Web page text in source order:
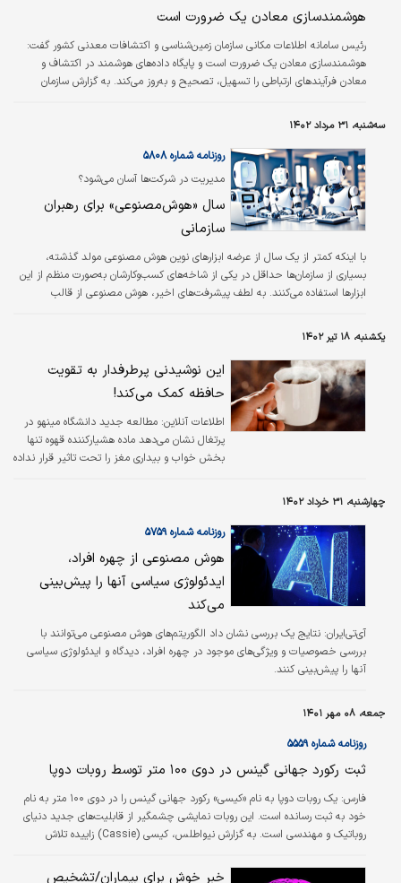
هوشمندسازی معادن یک ضرورت است
رئیس سامانه اطلاعات مکانی سازمان زمین‌شناسی و اکتشافات معدنی کشور گفت:
هوشمندسازی معادن یک ضرورت است و پایگاه داده‌های هوشمند در اکتشاف و
معادن فرآیندهای ارتباطی را تسهیل، تصحیح و به‌روز می‌کند. به گزارش سازمان
هوشمند یا دیجیتال می‌تواند برای معدن‌کاران به وجود آورد، افزود: شبکه‌های عصبی
یا شبکه عصبی مصنوعی از مغز انسان الهام گرفته و بر اساس شبکه عصبی
بیولوژیک مدل شده است. یک شبکه عصبی از یکسری نورون تشکیل شده که به…
سه‌شنبه، ۳۱ مرداد ۱۴۰۲
مدیریت در شرکت‌ها آسان می‌شود؟
روزنامه شماره ۵۸۰۸
سال «هوش‌مصنوعی» برای رهبران
سازمانی
با اینکه کمتر از یک سال از عرضه ابزارهای نوین هوش مصنوعی مولد گذشته،
بسیاری از سازمان‌ها حداقل در یکی از شاخه‌‌‌های کسب‌و‌کارشان به‌‌‌صورت منظم از این
ابزارها استفاده می‌کنند. به لطف پیشرفت‌‌‌های اخیر، هوش مصنوعی از قالب
شرکتی تبدیل ‌‌‌شده است. مدیران رده‌‌‌بالا شخصا از ابزارهای هوش مصنوعی مولد در
کارشان استفاده می‌کنند و هنوز هیچ ‌‌‌چیز نشده استفاده از هوش مصنوعی مولد در
صدر اهداف جلسات هیات‌‌‌مدیره‌‌‌شان قرار گرفته است.…
یکشنبه، ۱۸ تیر ۱۴۰۲
این نوشیدنی پرطرفدار به تقویت
حافظه کمک می‌کند!
اطلاعات آنلاین: مطالعه جدید دانشگاه مینهو در
پرتغال نشان می‌دهد ماده هشیارکننده قهوه تنها
بخش خواب و بیداری مغز را تحت تاثیر قرار نداده
چهارشنبه، ۳۱ خرداد ۱۴۰۲
روزنامه شماره ۵۷۵۹
هوش مصنوعی از چهره افراد،
ایدئولوژی سیاسی آنها را ‌پیش‌بینی
‌می‌کند
آی‌تی‌ایران: نتایج یک بررسی نشان داد الگوریتم‌های هوش مصنوعی می‌توانند با
بررسی خصوصیات و ویژگی‌های موجود در چهره افراد، دیدگاه و ایدئولوژی سیاسی
آنها را پیش‌بینی کنند.
جمعه، ۰۸ مهر ۱۴۰۱
روزنامه شماره ۵۵۵۹
ثبت رکورد جهانی گینس در دوی ۱۰۰ متر توسط روبات دوپا
فارس:
یک روبات دوپا به نام «کیسی» رکورد جهانی گینس را در دوی ۱۰۰ متر به نام
خود به ثبت رسانده است. این روبات نمایشی چشمگیر از قابلیت‌های جدید دنیای
روباتیک و مهندسی است. به گزارش نیواطلس، ‌کیسی‌ (Cassie) زاییده تلاش
اولیه آن در سال ۲۰۱۷ برای تحقیقات روباتیک معرفی شد. توانمندی‌های کیسی از آن
خبر خوش برای بیماران/تشخیص